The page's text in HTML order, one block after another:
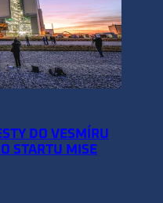
DO VESMÍRU
STARTU MISE